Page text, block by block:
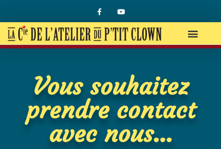
Vous souhaitez
prendre contact
avec nous...